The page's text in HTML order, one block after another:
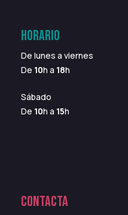
HORARIO
De lunes a viernes
De 10h a 18h
Sábado
De 10h a 15h
CONTACTA